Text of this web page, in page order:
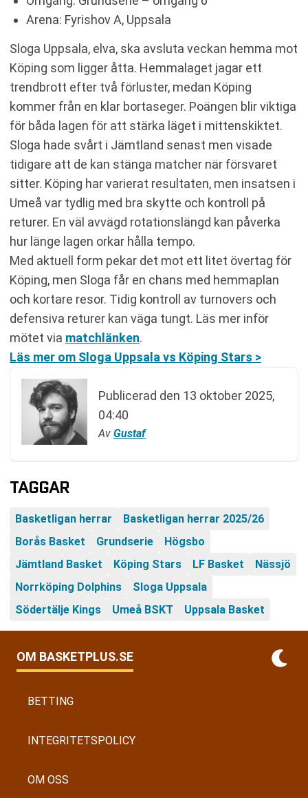
Arena: Fyrishov A, Uppsala
Sloga Uppsala, elva, ska avsluta veckan hemma mot
Köping som ligger åtta. Hemmalaget jagar ett
trendbrott efter två förluster, medan Köping
kommer från en klar bortaseger. Poängen blir viktiga
för båda lagen för att stärka läget i mittenskiktet.
Sloga hade svårt i Jämtland senast men visade
tidigare att de kan stänga matcher när försvaret
sitter. Köping har varierat resultaten, men insatsen i
Umeå var tydlig med bra skytte och kontroll på
returer. En väl avvägd rotationslängd kan påverka
hur länge lagen orkar hålla tempo.
Med aktuell form pekar det mot ett litet övertag för
Köping, men Sloga får en chans med hemmaplan
och kortare resor. Tidig kontroll av turnovers och
defensiva returer kan väga tungt. Läs mer inför
mötet via matchlänken.
Läs mer om Sloga Uppsala vs Köping Stars >
Publicerad den 13 oktober 2025,
04:40
Av Gustaf
TAGGAR
Basketligan herrar
Basketligan herrar 2025/26
Borås Basket
Grundserie
Högsbo
Jämtland Basket
Köping Stars LF Basket
Nässjö
Norrköping Dolphins
Sloga Uppsala
Södertälje Kings
Umeå BSKT Uppsala Basket
OM BASKETPLUS.SE
BETTING
INTEGRITETSPOLICY
OM OSS